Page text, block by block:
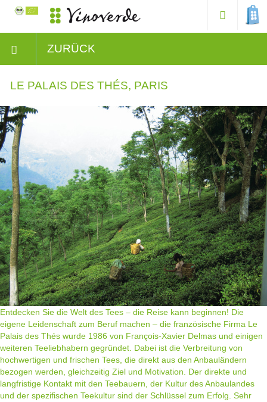
ZURÜCK
LE PALAIS DES THÉS, PARIS
Entdecken Sie die Welt des Tees – die Reise kann beginnen! Die
eigene Leidenschaft zum Beruf machen – die französische Firma Le
Palais des Thés wurde 1986 von François-Xavier Delmas und einigen
weiteren Teeliebhabern gegründet. Dabei ist die Verbreitung von
hochwertigen und frischen Tees, die direkt aus den Anbauländern
bezogen werden, gleichzeitig Ziel und Motivation. Der direkte und
langfristige Kontakt mit den Teebauern, der Kultur des Anbaulandes
und der spezifischen Teekultur sind der Schlüssel zum Erfolg. Sehr